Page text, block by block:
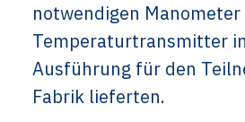
notwendigen Manometer
Temperaturtransmitter
Ausführung für den
Fabrik lieferten.